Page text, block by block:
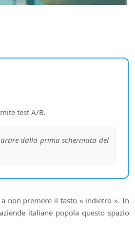
test A/B.
dalla prima schermata del
non premere il tasto « indietro ». In
italiane popola questo spazio